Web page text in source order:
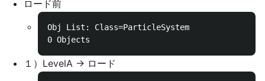
ロード前
Obj List: Class=ParticleSystem
１）LevelA -> ロード